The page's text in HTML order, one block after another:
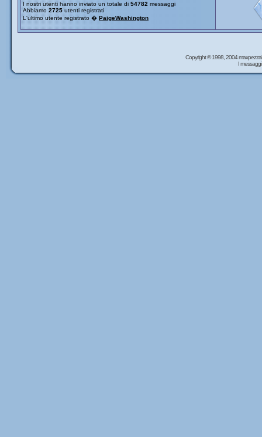
I nostri utenti hanno inviato un totale di 54782 messaggi
Abbiamo 2725 utenti registrati
L'ultimo utente registrato � PaigeWashington
Copyright © 1998, 2004
I